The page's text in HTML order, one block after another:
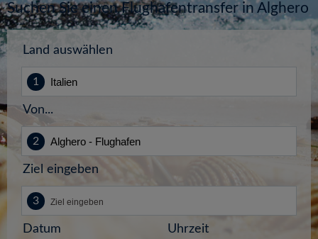
Suchen Sie einen Flughafentransfer in Alghero
Land auswählen
Von...
Ziel eingeben
Datum Uhrzeit